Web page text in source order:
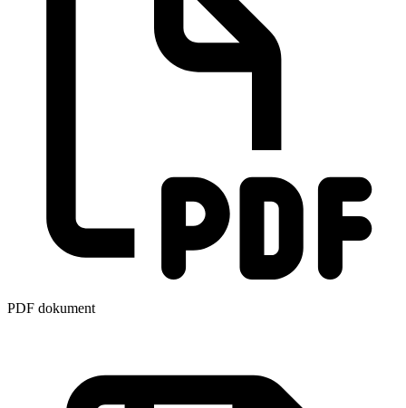
PDF dokument